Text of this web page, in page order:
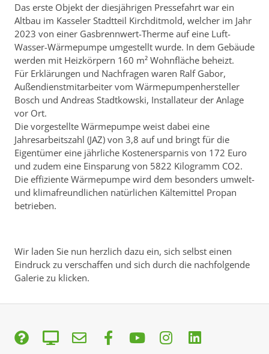
Das erste Objekt der diesjährigen Pressefahrt war ein
Altbau im Kasseler Stadtteil Kirchditmold, welcher im Jahr
2023 von einer Gasbrennwert-Therme auf eine Luft-
Wasser-Wärmepumpe umgestellt wurde. In dem Gebäude
werden mit Heizkörpern 160 m² Wohnfläche beheizt.
Für Erklärungen und Nachfragen waren Ralf Gabor,
Außendienstmitarbeiter vom Wärmepumpenhersteller
Bosch und Andreas Stadtkowski, Installateur der Anlage
vor Ort.
Die vorgestellte Wärmepumpe weist dabei eine
Jahresarbeitszahl (JAZ) von 3,8 auf und bringt für die
Eigentümer eine jährliche Kostenersparnis von 172 Euro
und zudem eine Einsparung von 5822 Kilogramm CO2.
Die effiziente Wärmepumpe wird dem besonders umwelt-
und klimafreundlichen natürlichen Kältemittel Propan
betrieben.
Wir laden Sie nun herzlich dazu ein, sich selbst einen
Eindruck zu verschaffen und sich durch die nachfolgende
Galerie zu klicken.